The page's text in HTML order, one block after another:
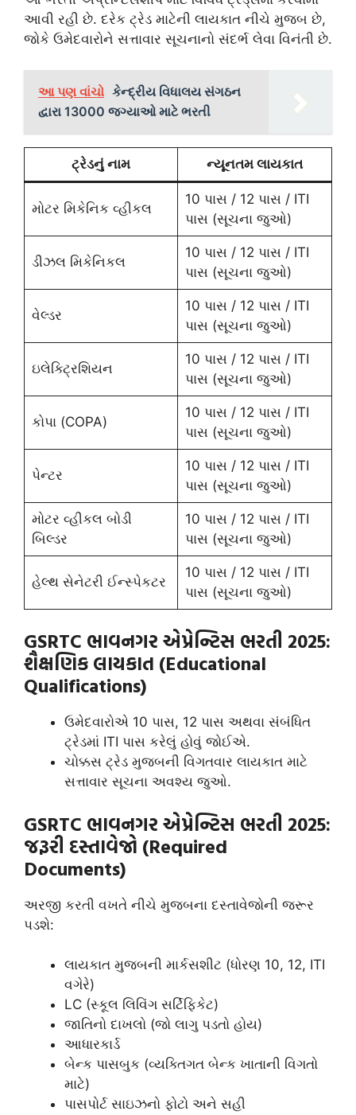
આવી રહી છે. દરેક ટ્રેડ માટેની લાયકાત નીચે મુજબ છે,
જોકે ઉમેદવારોને સત્તાવાર સૂચનાનો સંદર્ભ લેવા વિનંતી છે.
આ પણ વાંચો કેન્દ્રીય વિધાલય સંગઠન
દ્વારા 13000 જગ્યાઓ માટે ભરતી
ટ્રેડનું નામ ન્યૂનતમ લાયકાત
મોટર મિકેનિક વ્હીકલ
10 પાસ / 12 પાસ / ITI
પાસ (સૂચના જુઓ)
ડીઝલ મિકેનિકલ
10 પાસ / 12 પાસ / ITI
પાસ (સૂચના જુઓ)
વેલ્ડર
10 પાસ / 12 પાસ / ITI
પાસ (સૂચના જુઓ)
ઇલેક્ટ્રિશિયન
10 પાસ / 12 પાસ / ITI
પાસ (સૂચના જુઓ)
કોપા (COPA)
10 પાસ / 12 પાસ / ITI
પાસ (સૂચના જુઓ)
પેન્ટર
10 પાસ / 12 પાસ / ITI
પાસ (સૂચના જુઓ)
મોટર વ્હીકલ બોડી
બિલ્ડર
10 પાસ / 12 પાસ / ITI
પાસ (સૂચના જુઓ)
હેલ્થ સેનેટરી ઈન્સ્પેકટર
10 પાસ / 12 પાસ / ITI
પાસ (સૂચના જુઓ)
GSRTC ભાવનગર એપ્રેન્ટિસ ભરતી 2025:
શૈક્ષણિક લાયકાત (Educational
Qualifications)
ઉમેદવારોએ 10 પાસ, 12 પાસ અથવા સંબંધિત
ટ્રેડમાં ITI પાસ કરેલું હોવું જોઈએ.
ચોક્કસ ટ્રેડ મુજબની વિગતવાર લાયકાત માટે
સત્તાવાર સૂચના અવશ્ય જુઓ.
GSRTC ભાવનગર એપ્રેન્ટિસ ભરતી 2025:
જરૂરી દસ્તાવેજો (Required
Documents)
અરજી કરતી વખતે નીચે મુજબના દસ્તાવેજોની જરૂર
પડશે:
લાયકાત મુજબની માર્કસશીટ (ધોરણ 10, 12, ITI
વગેરે)
LC (સ્કૂલ લિવિંગ સર્ટિફિકેટ)
જાતિનો દાખલો (જો લાગુ પડતો હોય)
આધારકાર્ડ
બેન્ક પાસબુક (વ્યક્તિગત બેન્ક ખાતાની વિગતો
માટે)
પાસપોર્ટ સાઇઝનો ફોટો અને સહી